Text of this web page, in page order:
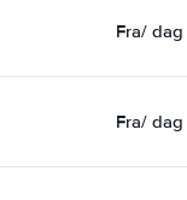
Fra/ dag
Fra/ dag